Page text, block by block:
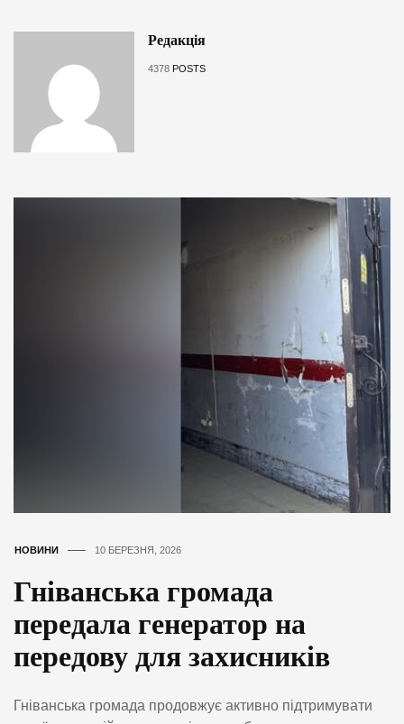
Редакція
4378 POSTS
НОВИНИ 10 БЕРЕЗНЯ, 2026
Гніванська громада
передала генератор на
передову для захисників
Гніванська громада продовжує активно підтримувати